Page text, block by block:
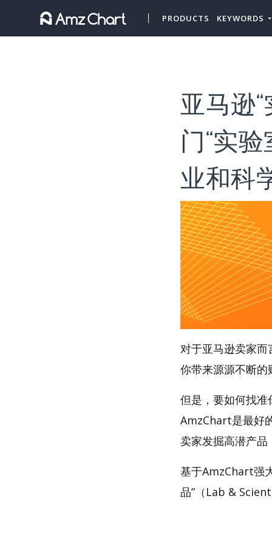
PRODUCTS KEYWORDS
亚马逊
门“实
业和科
对于亚马逊卖家
你带来源源不断的
但是，要如何找准
AmzChart是最好
卖家发掘高潜产
基于AmzChart强
品”（Lab &